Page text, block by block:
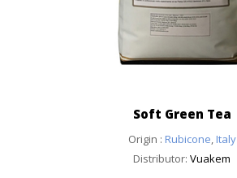
Soft Green Tea
Origin : Rubicone Italy
Distributor: Vuakem